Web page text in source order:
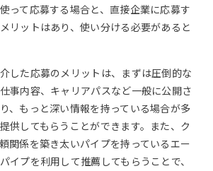
って応募する場合と、直接企業に応募す
リットはあり、使い分ける必要があると
した応募のメリットは、まずは圧倒的な
事内容、キャリアパスなど一般に公開さ
、もっと深い情報を持っている場合が多
供してもらうことができます。また、ク
関係を築き太いパイプを持っているエー
イプを利用して推薦してもらうことで、